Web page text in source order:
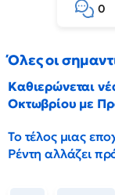
0
Όλες οι
Καθιερώνεται
Οκτωβρίου με
Το τέλος μιας
Ρέντη αλλάζει